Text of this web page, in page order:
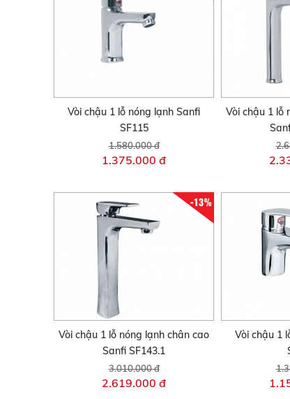
Vòi chậu 1 lỗ nóng lạnh Sanfi
SF115
1.580.000 đ
1.375.000 đ
Vòi chậu 1 lỗ
-13%
Vòi chậu 1 lỗ nóng lạnh chân cao
Sanfi SF143.1
3.010.000 đ
2.619.000 đ
Vòi chậu 1